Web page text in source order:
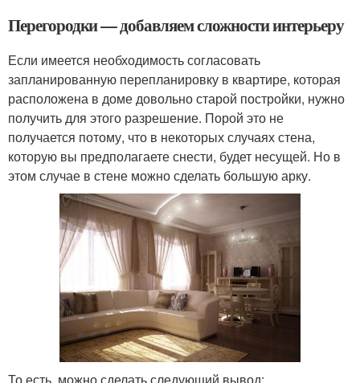
Перегородки — добавляем сложности интерьеру
Если имеется необходимость согласовать
запланированную перепланировку в квартире, которая
расположена в доме довольно старой постройки, нужно
получить для этого разрешение. Порой это не
получается потому, что в некоторых случаях стена,
которую вы предполагаете снести, будет несущей. Но в
этом случае в стене можно сделать большую арку.